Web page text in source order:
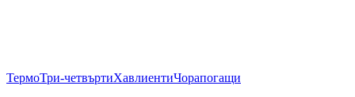
ТермоТри-четвъртиХавлиентиЧорапогащи